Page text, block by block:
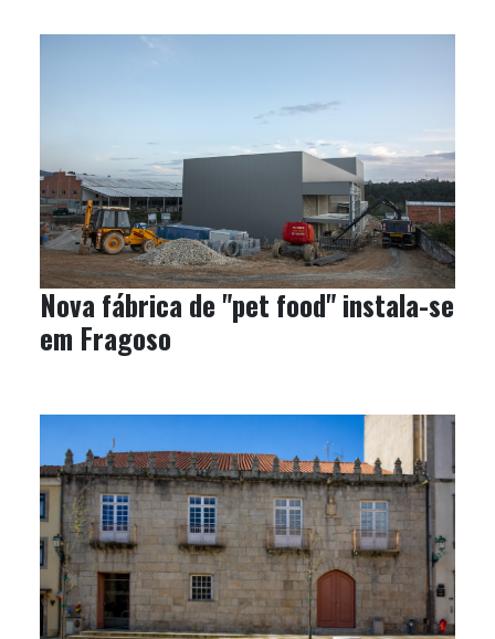
Nova fábrica de "pet food" instala-se
em Fragoso